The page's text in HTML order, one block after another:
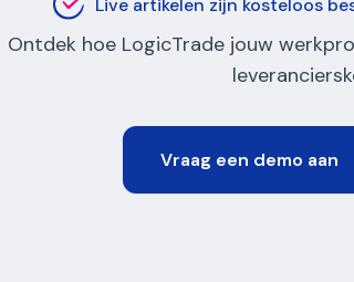
Ontdek hoe LogicTrade jouw
Vraag een demo aan